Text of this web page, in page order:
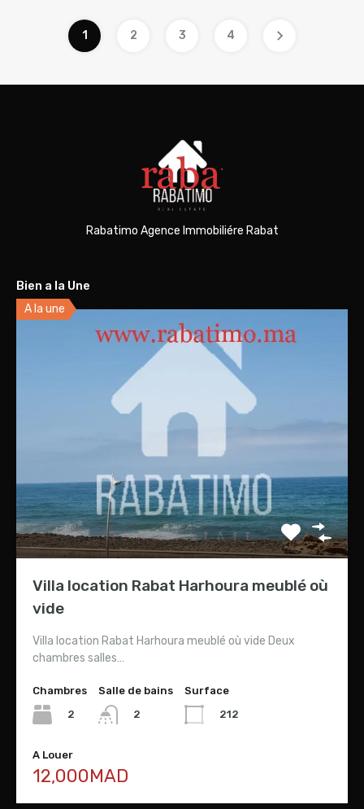
1 2 3 4
Rabatimo Agence Immobiliére Rabat
Bien a la Une
A la une
Villa location Rabat Harhoura meublé où
vide
Villa location Rabat Harhoura meublé où vide Deux
chambres salles…
Chambres
2
Salle de bains
2
Surface
212
A Louer
12,000MAD